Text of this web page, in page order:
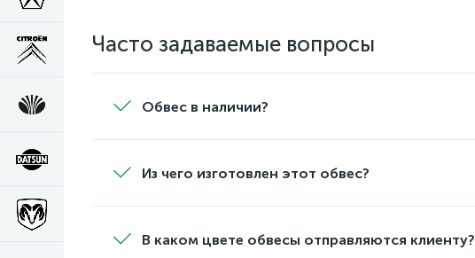
Часто задаваемые вопросы
Обвес в наличии?
Из чего изготовлен этот обвес?
В каком цвете обвесы отправляются клиенту?